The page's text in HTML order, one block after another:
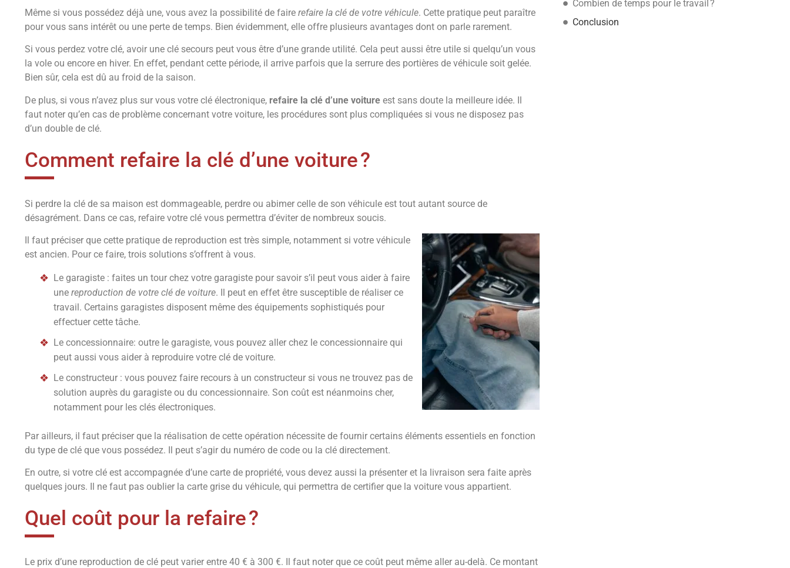
Même si vous possédez déjà une, vous avez la possibilité de faire refaire la clé de votre véhicule. Cette pratique peut paraître
pour vous sans intérêt ou une perte de temps. Bien évidemment, elle offre plusieurs avantages dont on parle rarement.
Si vous perdez votre clé, avoir une clé secours peut vous être d’une grande utilité. Cela peut aussi être utile si quelqu’un vous
la vole ou encore en hiver. En effet, pendant cette période, il arrive parfois que la serrure des portières de véhicule soit gelée.
Bien sûr, cela est dû au froid de la saison.
De plus, si vous n’avez plus sur vous votre clé électronique, refaire la clé d’une voiture est sans doute la meilleure idée. Il
faut noter qu’en cas de problème concernant votre voiture, les procédures sont plus compliquées si vous ne disposez pas
d’un double de clé.
Comment refaire la clé d’une voiture ?
Si perdre la clé de sa maison est dommageable, perdre ou abimer celle de son véhicule est tout autant source de
désagrément. Dans ce cas, refaire votre clé vous permettra d’éviter de nombreux soucis.
Il faut préciser que cette pratique de reproduction est très simple, notamment si votre véhicule
est ancien. Pour ce faire, trois solutions s’offrent à vous.
Le garagiste : faites un tour chez votre garagiste pour savoir s’il peut vous aider à faire
une reproduction de votre clé de voiture. Il peut en effet être susceptible de réaliser ce
travail. Certains garagistes disposent même des équipements sophistiqués pour
effectuer cette tâche.
Le concessionnaire: outre le garagiste, vous pouvez aller chez le concessionnaire qui
peut aussi vous aider à reproduire votre clé de voiture.
Le constructeur : vous pouvez faire recours à un constructeur si vous ne trouvez pas de
solution auprès du garagiste ou du concessionnaire. Son coût est néanmoins cher,
notamment pour les clés électroniques.
Par ailleurs, il faut préciser que la réalisation de cette opération nécessite de fournir certains éléments essentiels en fonction
du type de clé que vous possédez. Il peut s’agir du numéro de code ou la clé directement.
En outre, si votre clé est accompagnée d’une carte de propriété, vous devez aussi la présenter et la livraison sera faite après
quelques jours. Il ne faut pas oublier la carte grise du véhicule, qui permettra de certifier que la voiture vous appartient.
Quel coût pour la refaire ?
Le prix d’une reproduction de clé peut varier entre 40 € à 300 €. Il faut noter que ce coût peut même aller au-delà. Ce montant
Combien de temps pour le travail ?
Conclusion